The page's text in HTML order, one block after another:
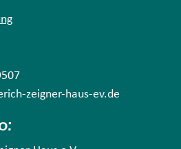
zeigner-haus-ev.de